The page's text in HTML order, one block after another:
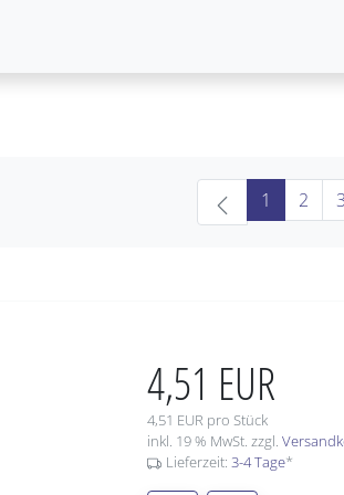
1 (current)
2 3
4,51 EUR
4,51 EUR pro Stück
inkl. 19 % MwSt. zzgl.
Lieferzeit: 3-4 Tage*